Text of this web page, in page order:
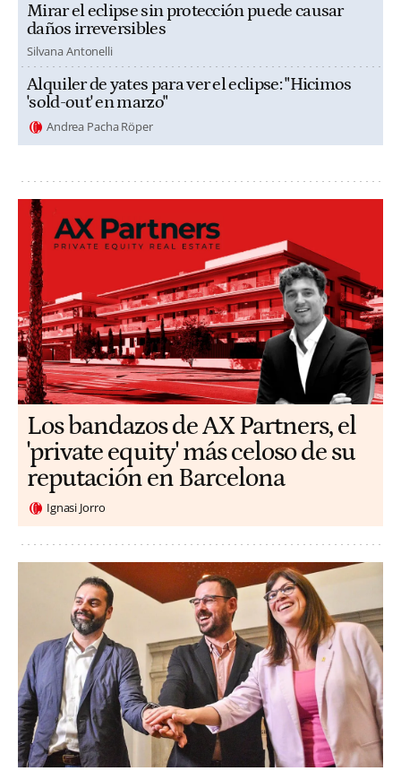
Mirar el eclipse sin protección puede causar
daños irreversibles
Silvana Antonelli
Alquiler de yates para ver el eclipse: "Hicimos
'sold-out' en marzo"
Andrea Pacha Röper
Los bandazos de AX Partners, el
'private equity' más celoso de su
reputación en Barcelona
Ignasi Jorro